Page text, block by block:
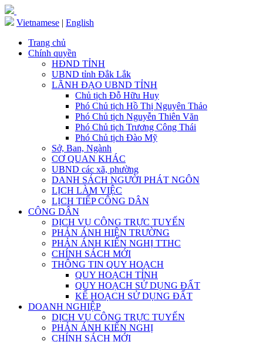
Vietnamese | English
Trang chủ
Chính quyền
HĐND TỈNH
UBND tỉnh Đắk Lắk
LÃNH ĐẠO UBND TỈNH
Chủ tịch Đỗ Hữu Huy
Phó Chủ tịch Hồ Thị Nguyên Thảo
Phó Chủ tịch Nguyễn Thiên Văn
Phó Chủ tịch Trương Công Thái
Phó Chủ tịch Đào Mỹ
Sở, Ban, Ngành
CƠ QUAN KHÁC
UBND các xã, phường
DANH SÁCH NGƯỜI PHÁT NGÔN
LỊCH LÀM VIỆC
LỊCH TIẾP CÔNG DÂN
CÔNG DÂN
DỊCH VỤ CÔNG TRỰC TUYẾN
PHẢN ÁNH HIỆN TRƯỜNG
PHẢN ÁNH KIẾN NGHỊ TTHC
CHÍNH SÁCH MỚI
THÔNG TIN QUY HOẠCH
QUY HOẠCH TỈNH
QUY HOẠCH SỬ DỤNG ĐẤT
KẾ HOẠCH SỬ DỤNG ĐẤT
DOANH NGHIỆP
DỊCH VỤ CÔNG TRỰC TUYẾN
PHẢN ÁNH KIẾN NGHỊ
CHÍNH SÁCH MỚI